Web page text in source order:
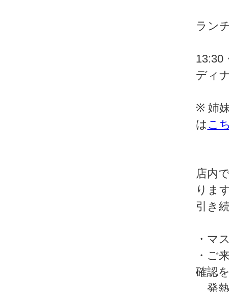
ラン
13:30
ディ
※ 姉
は こ
店内
りま
引き
・マ
・ご
確認
発熱